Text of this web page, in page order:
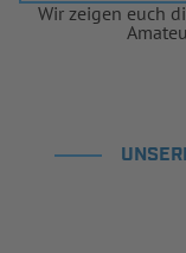
Wir zeigen euch